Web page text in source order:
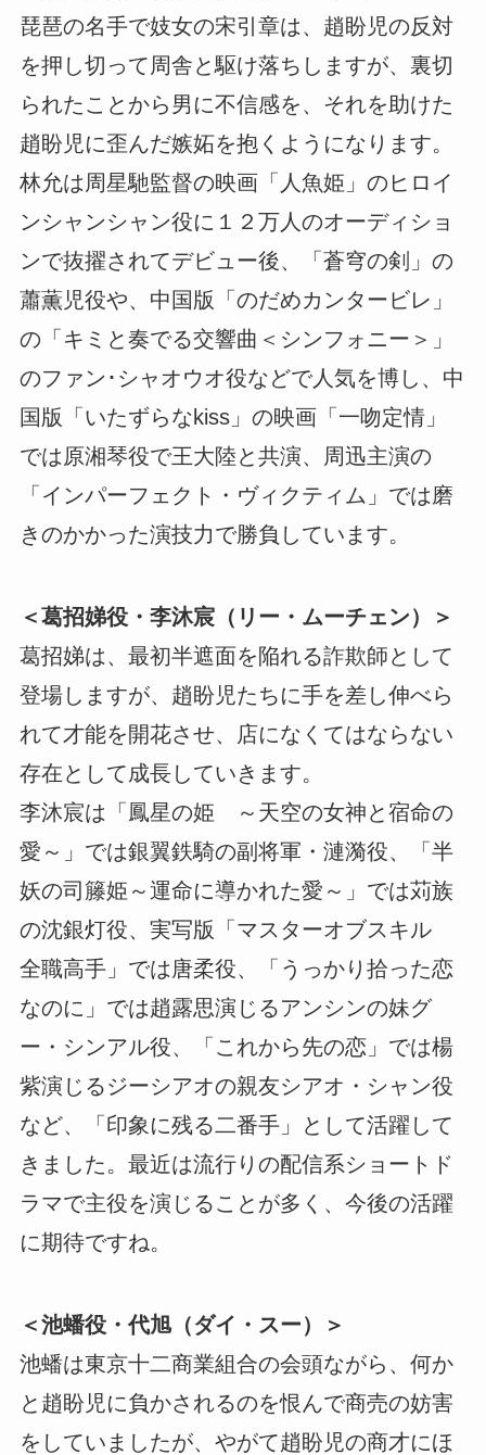
琵琶の名手で妓女の宋引章は、趙盼児の反対
を押し切って周舎と駆け落ちしますが、裏切
られたことから男に不信感を、それを助けた
趙盼児に歪んだ嫉妬を抱くようになります。
林允は周星馳監督の映画「人魚姫」のヒロイ
ンシャンシャン役に１２万人のオーディショ
ンで抜擢されてデビュー後、「蒼穹の剣」の
蕭薫児役や、中国版「のだめカンタービレ」
の「キミと奏でる交響曲＜シンフォニー＞」
のファン･シャオウオ役などで人気を博し、中
国版「いたずらなkiss」の映画「一吻定情」
では原湘琴役で王大陸と共演、周迅主演の
「インパーフェクト・ヴィクティム」では磨
きのかかった演技力で勝負しています。
＜葛招娣役・李沐宸（リー・ムーチェン）＞
葛招娣は、最初半遮面を陥れる詐欺師として
登場しますが、趙盼児たちに手を差し伸べら
れて才能を開花させ、店になくてはならない
存在として成長していきます。
李沐宸は「鳳星の姫 ～天空の女神と宿命の
愛～」では銀翼鉄騎の副将軍・漣漪役、「半
妖の司籐姫～運命に導かれた愛～」では苅族
の沈銀灯役、実写版「マスターオブスキル
全職高手」では唐柔役、「うっかり拾った恋
なのに」では趙露思演じるアンシンの妹グ
ー・シンアル役、「これから先の恋」では楊
紫演じるジーシアオの親友シアオ・シャン役
など、「印象に残る二番手」として活躍して
きました。最近は流行りの配信系ショートド
ラマで主役を演じることが多く、今後の活躍
に期待ですね。
＜池蟠役・代旭（ダイ・スー）＞
池蟠は東京十二商業組合の会頭ながら、何か
と趙盼児に負かされるのを恨んで商売の妨害
をしていましたが、やがて趙盼児の商才にほ